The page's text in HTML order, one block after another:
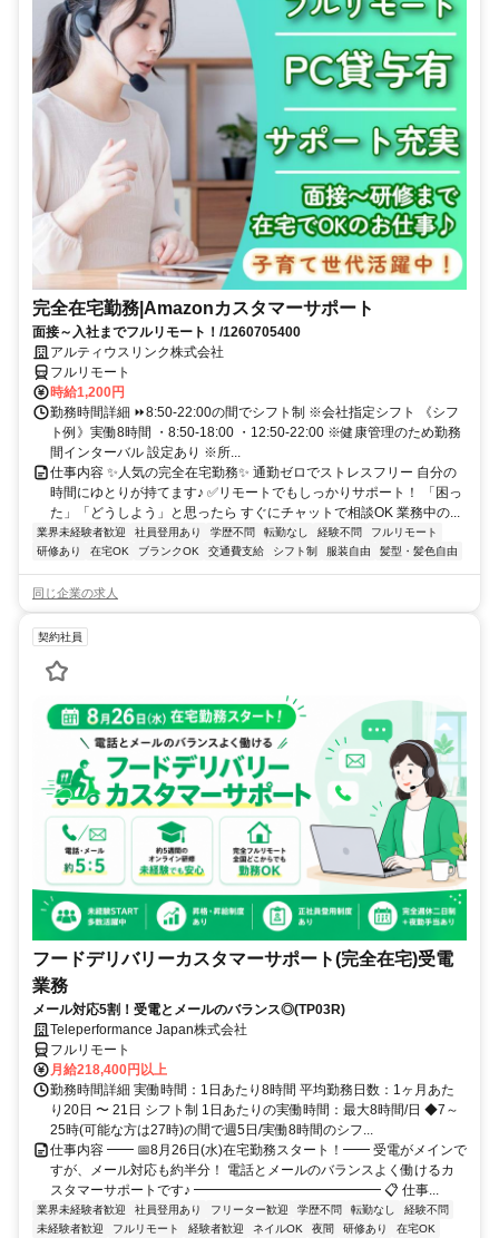
完全在宅勤務|Amazonカスタマーサポート
面接～入社までフルリモート！/1260705400
アルティウスリンク株式会社
フルリモート
時給1,200円
勤務時間詳細 ⏩8:50-22:00の間でシフト制 ※会社指定シフト 《シフ
ト例》実働8時間 ・8:50-18:00 ・12:50-22:00 ※健康管理のため勤務
間インターバル 設定あり ※所...
仕事内容 ✨人気の完全在宅勤務✨ 通勤ゼロでストレスフリー 自分の
時間にゆとりが持てます♪ ✅リモートでもしっかりサポート！ 「困っ
た」「どうしよう」と思ったら すぐにチャットで相談OK 業務中の...
業界未経験者歓迎 社員登用あり 学歴不問 転勤なし 経験不問
フルリモート
研修あり
在宅OK ブランクOK 交通費支給 シフト制 服装自由 髪型・髪色自由
同じ企業の求人
契約社員
フードデリバリーカスタマーサポート(完全在宅)受電
業務
メール対応5割！受電とメールのバランス◎(TP03R)
Teleperformance Japan株式会社
フルリモート
月給218,400円以上
勤務時間詳細 実働時間：1日あたり8時間 平均勤務日数：1ヶ月あた
り20日 〜 21日 シフト制 1日あたりの実働時間：最大8時間/日 ◆7～
25時(可能な方は27時)の間で週5日/実働8時間のシフ...
仕事内容 ━━ 📅8月26日(水)在宅勤務スタート！━━ 受電がメインで
すが、メール対応も約半分！ 電話とメールのバランスよく働けるカ
スタマーサポートです♪ ━━━━━━━━━━━━━━ 📋 仕事...
業界未経験者歓迎 社員登用あり フリーター歓迎 学歴不問 転勤なし
経験不問
未経験者歓迎
フルリモート 経験者歓迎 ネイルOK 夜間 研修あり
在宅OK